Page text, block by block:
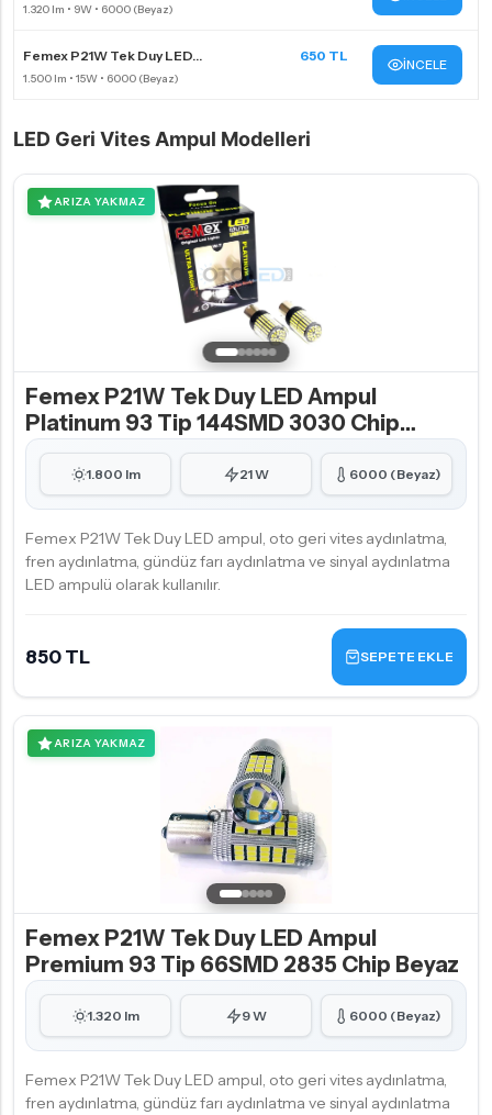
Femex P21W Tek Duy LED... 650 TL
İNCELE
LED Geri Vites Ampul Modelleri
ARIZA YAKMAZ
Femex P21W Tek Duy LED Ampul
Platinum 93 Tip 144SMD 3030 Chip
Beyaz
1.800 lm 21 W 6000 (Beyaz)
Femex P21W Tek Duy LED ampul, oto geri vites aydınlatma,
fren aydınlatma, gündüz farı aydınlatma ve sinyal aydınlatma
LED ampulü olarak kullanılır.
850 TL SEPETE EKLE
ARIZA YAKMAZ
Femex P21W Tek Duy LED Ampul
Premium 93 Tip 66SMD 2835 Chip Beyaz
1.320 lm 9 W 6000 (Beyaz)
Femex P21W Tek Duy LED ampul, oto geri vites aydınlatma,
fren aydınlatma, gündüz farı aydınlatma ve sinyal aydınlatma